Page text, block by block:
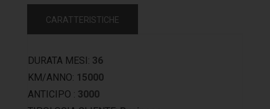
CARATTERISTICHE
DURATA MESI: 36
KM/ANNO: 15000
ANTICIPO : 3000